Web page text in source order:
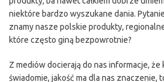
niektóre bardzo wyszukane dania.
znamy nasze polskie produkty,
które często giną bezpowrotnie?
Z mediów docierają do nas informacje,
świadomie, jakość ma dla nas znaczenie,